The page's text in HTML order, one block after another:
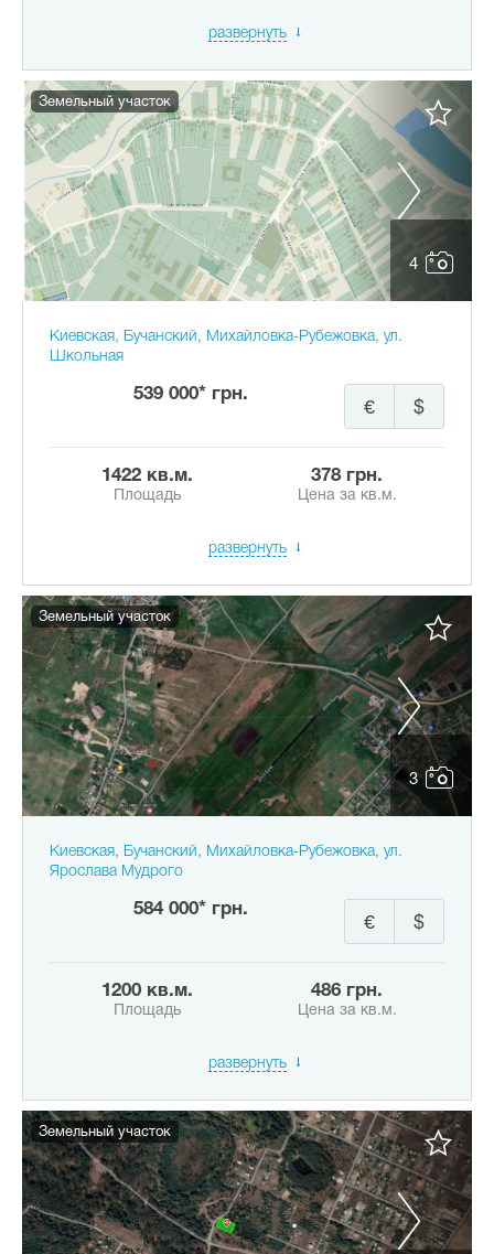
развернуть
4
Земельный участок
Киевская, Бучанский, Михайловка-Рубежовка, ул.
Школьная
539 000* грн.
$
€
1422 кв.м.
Площадь
378 грн.
Цена за кв.м.
развернуть
3
Земельный участок
Киевская, Бучанский, Михайловка-Рубежовка, ул.
Ярослава Мудрого
584 000* грн.
$
€
1200 кв.м.
Площадь
486 грн.
Цена за кв.м.
развернуть
Земельный участок